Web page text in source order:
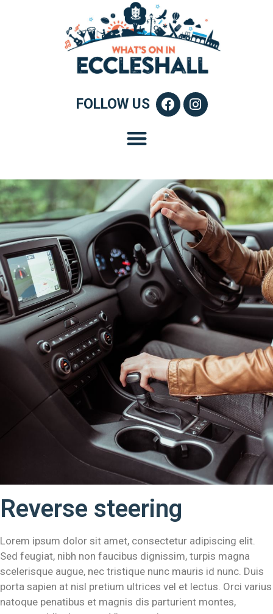
FOLLOW US
Reverse steering
Lorem ipsum dolor sit amet, consectetur adipiscing elit.
Sed feugiat, nibh non faucibus dignissim, turpis magna
scelerisque augue, nec tristique nunc mauris id nunc. Duis
porta sapien at nisl pretium ultrices vel et lectus. Orci varius
natoque penatibus et magnis dis parturient montes,